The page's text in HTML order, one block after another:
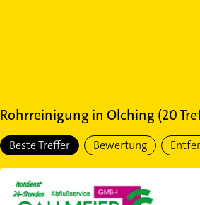
Rohrreinigung in Olching (20
Beste Treffer Bewertung